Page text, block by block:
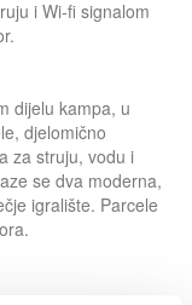
i Wi-fi signalom
dijelu kampa, u
djelomično
za struju, vodu i
se dva moderna,
igralište. Parcele